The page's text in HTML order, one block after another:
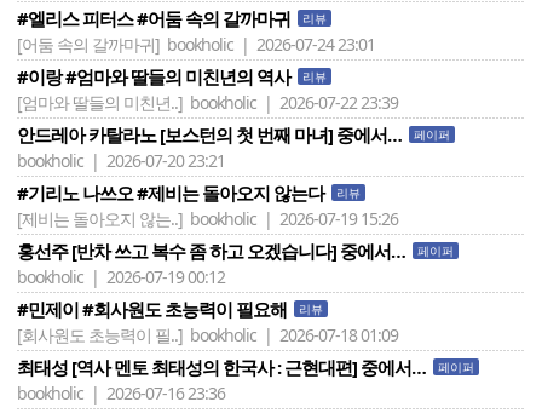
#엘리스 피터스 #어둠 속의 갈까마귀 리뷰
[어둠 속의 갈까마귀] bookholic | 2026-07-24 23:01
#이랑 #엄마와 딸들의 미친년의 역사 리뷰
[엄마와 딸들의 미친년..] bookholic | 2026-07-22 23:39
안드레아 카탈라노 [보스턴의 첫 번째 마녀] 중에서… 페이퍼
bookholic | 2026-07-20 23:21
#기리노 나쓰오 #제비는 돌아오지 않는다 리뷰
[제비는 돌아오지 않는..] bookholic | 2026-07-19 15:26
홍선주 [반차 쓰고 복수 좀 하고 오겠습니다] 중에서… 페이퍼
bookholic | 2026-07-19 00:12
#민제이 #회사원도 초능력이 필요해 리뷰
[회사원도 초능력이 필..] bookholic | 2026-07-18 01:09
최태성 [역사 멘토 최태성의 한국사 : 근현대편] 중에서… 페이퍼
bookholic | 2026-07-16 23:36